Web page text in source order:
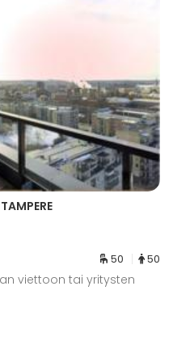
50 50
viettoon tai yritysten